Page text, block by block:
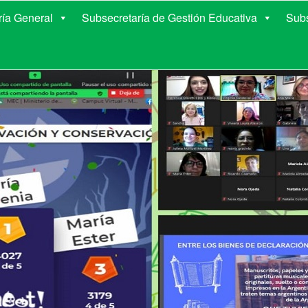
EDUCACIÓN DE
General Subsecretaría de Gestión Educativa